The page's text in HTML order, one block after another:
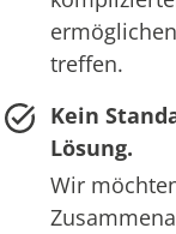
treffen.
Kein
Lösung.
Wir